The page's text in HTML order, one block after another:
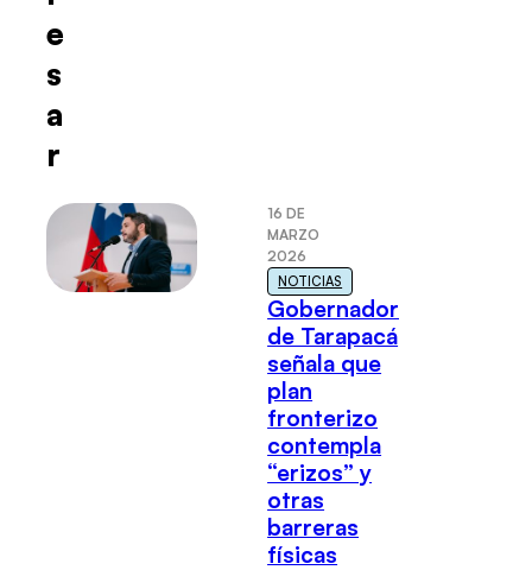
e
s
a
r
16 DE
MARZO
2026
NOTICIAS
Gobernador
de Tarapacá
señala que
plan
fronterizo
contempla
“erizos” y
otras
barreras
físicas